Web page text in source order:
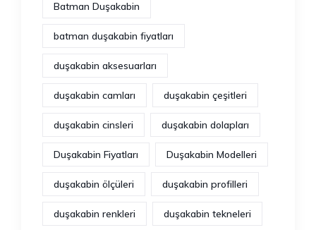
Batman Duşakabin
batman duşakabin fiyatları
duşakabin aksesuarları
duşakabin camları duşakabin çeşitleri
duşakabin cinsleri duşakabin dolapları
Duşakabin Fiyatları Duşakabin Modelleri
duşakabin ölçüleri duşakabin profilleri
duşakabin renkleri duşakabin tekneleri